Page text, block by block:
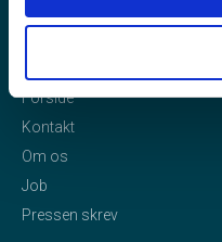
Forside
Kontakt
Om os
Job
Pressen skrev